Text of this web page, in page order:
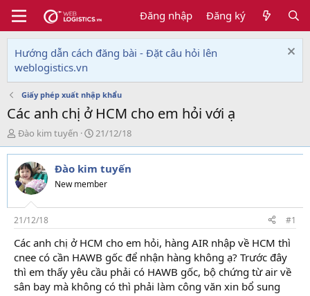
Đăng nhập Đăng ký
Hướng dẫn cách đăng bài - Đặt câu hỏi lên
weblogistics.vn
Giấy phép xuất nhập khẩu
Các anh chị ở HCM cho em hỏi với ạ
T
h
r
e
a
d
s
t
a
r
t
e
r
Đào kim tuyến
N
g
à
y
g
i
21/12/18
Đào kim tuyến
New member
21/12/18 #1
Các anh chị ở HCM cho em hỏi, hàng AIR nhập về HCM thì
cnee có cần HAWB gốc để nhận hàng không ạ? Trước đây
thì em thấy yêu cầu phải có HAWB gốc, bộ chứng từ air về
sân bay mà không có thì phải làm công văn xin bổ sung